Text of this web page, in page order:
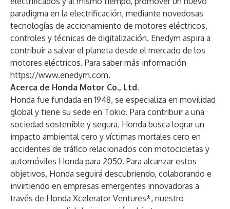
paradigma en la electrificación, mediante novedosas
tecnologías de accionamiento de motores eléctricos,
controles y técnicas de digitalización. Enedym aspira a
contribuir a salvar el planeta desde el mercado de los
motores eléctricos. Para saber más información
https://www.enedym.com.
Acerca de Honda Motor Co., Ltd.
Honda fue fundada en 1948, se especializa en movilidad
global y tiene su sede en Tokio. Para contribuir a una
sociedad sostenible y segura, Honda busca lograr un
impacto ambiental cero y víctimas mortales cero en
accidentes de tráfico relacionados con motocicletas y
automóviles Honda para 2050. Para alcanzar estos
objetivos, Honda seguirá descubriendo, colaborando e
invirtiendo en empresas emergentes innovadoras a
través de Honda Xcelerator Ventures*, nuestro